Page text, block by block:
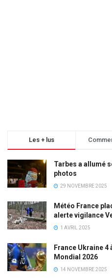
Les + lus
Tarbes a allumé
photos
29 NOVEMBRE 2025
Météo France
alerte vigilance
1 AVRIL 2025
France Ukraine 4
Mondial 2026
14 NOVEMBRE 2025